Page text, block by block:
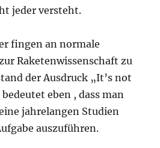
jeder versteht.
fingen an normale
Raketenwissenschaft zu
der Ausdruck „It’s not
eben , dass man
jahrelangen Studien
auszuführen.